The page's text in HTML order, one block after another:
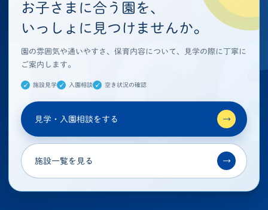
お子さまに合う園を、
いっしょに見つけませんか。
園の雰囲気や通いやすさ、保育内容について、見学の際に丁寧に
ご案内します。
施設見学 入園相談 空き状況の確認
見学・入園相談をする →
施設一覧を見る →